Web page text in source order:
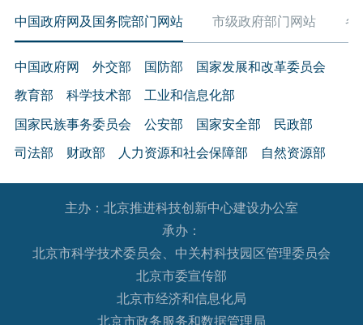
中国政府网及国务院部门网站 市级政府部门网站 各
中国政府网 外交部 国防部 国家发展和改革委员会
教育部 科学技术部 工业和信息化部
国家民族事务委员会 公安部 国家安全部 民政部
司法部 财政部 人力资源和社会保障部 自然资源部
生态环境部 住房和城乡建设部 交通运输部 水利部
农业农村部 商务部 文化和旅游部
退役军人事务部
国家语言文字工作委员会
国家航天局 国家原子能机构
主办：北京推进科技创新中心建设办公室
承办：
北京市科学技术委员会、中关村科技园区管理委员会
北京市委宣传部
北京市经济和信息化局
北京市政务服务和数据管理局